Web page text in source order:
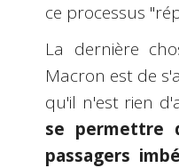
ce processus
La dernière
Macron est de
qu'il n'est rien
se permettre
passagers